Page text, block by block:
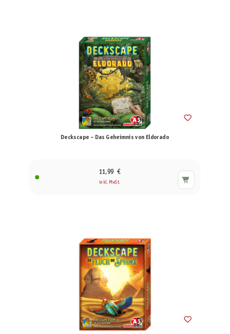
Deckscape – Das Geheimnis von Eldorado
11,99 €
inkl. MwSt.